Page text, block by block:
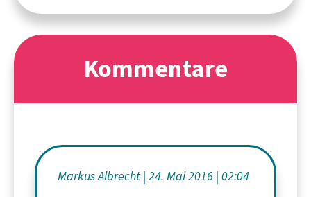
Kommentare
Markus Albrecht 24. Mai 2016 02:04